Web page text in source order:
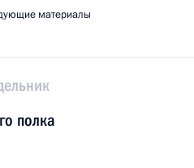
материалы
полка